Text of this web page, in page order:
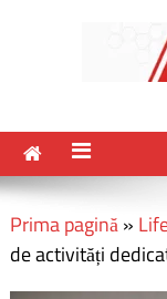
Prima pagină»
de activități